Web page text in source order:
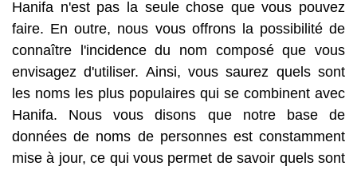
Hanifa n'est pas la seule chose que vous pouvez
faire. En outre, nous vous offrons la possibilité de
connaître l'incidence du nom composé que vous
envisagez d'utiliser. Ainsi, vous saurez quels sont
les noms les plus populaires qui se combinent avec
Hanifa. Nous vous disons que notre base de
données de noms de personnes est constamment
mise à jour, ce qui vous permet de savoir quels sont